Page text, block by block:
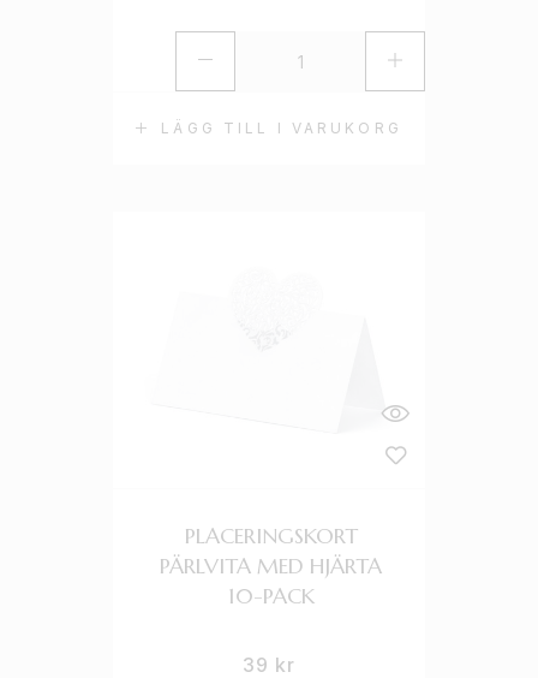
LÄGG TILL I VARUKORG
PLACERINGSKORT
PÄRLVITA MED HJÄRTA
10-PACK
39 kr